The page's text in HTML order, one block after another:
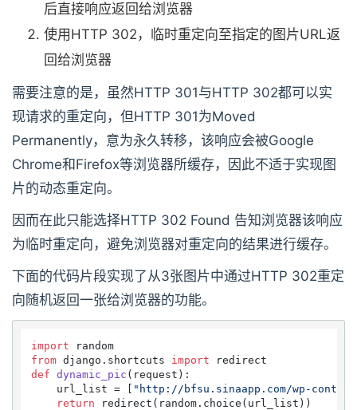
后直接响应返回给浏览器
使用HTTP 302，临时重定向至指定的图片URL返
回给浏览器
需要注意的是，虽然HTTP 301与HTTP 302都可以实
现请求的重定向，但HTTP 301为Moved
Permanently，意为永久转移，该响应会被Google
Chrome和Firefox等浏览器所缓存，因此不适于实现图
片的动态重定向。
因而在此只能选择HTTP 302 Found 告知浏览器该响应
为临时重定向，避免浏览器对重定向的结果进行缓存。
下面的代码片段实现了从3张图片中通过HTTP 302重定
向随机返回一张给浏览器的功能。
import
random
from django.shortcuts import
def dynamic_pic ( request ):
    url_list = [
"http://bfsu.sinaapp.com/wp-
return